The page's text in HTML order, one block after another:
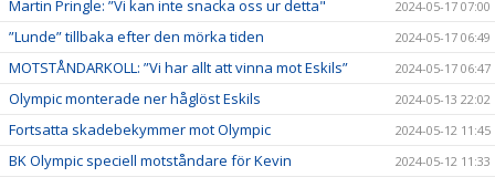
Martin Pringle: ”Vi kan inte snacka oss ur detta" 2024-05-17 07:00
”Lunde” tillbaka efter den mörka tiden 2024-05-17 06:49
MOTSTÅNDARKOLL: ”Vi har allt att vinna mot Eskils” 2024-05-17 06:47
Olympic monterade ner håglöst Eskils 2024-05-13 22:02
Fortsatta skadebekymmer mot Olympic 2024-05-12 11:45
BK Olympic speciell motståndare för Kevin 2024-05-12 11:33